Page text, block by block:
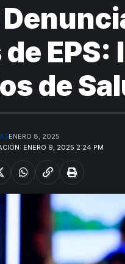
de
de
ENERO 9, 2025 2:24 PM
ENERO 8, 2025